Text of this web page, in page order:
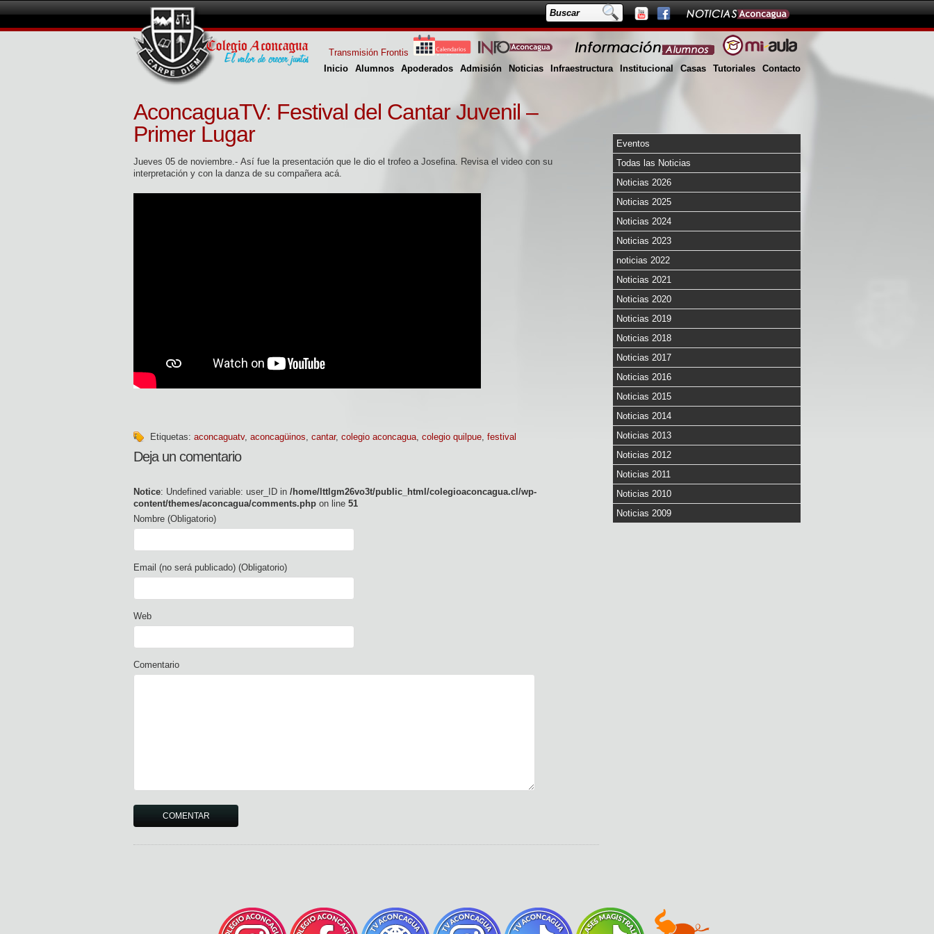
Inicio Alumnos Apoderados Admisión Noticias Infraestructura Institucional Casas Tutoriales Contacto
Transmisión Frontis
AconcaguaTV: Festival del Cantar Juvenil –
Primer Lugar
Jueves 05 de noviembre.- Así fue la presentación que le dio el trofeo a Josefina. Revisa el video con su
interpretación y con la danza de su compañera acá.
Etiquetas: aconcaguatv, aconcagüinos, cantar, colegio aconcagua, colegio quilpue, festival
Deja un comentario
Notice: Undefined variable: user_ID in /home/lttlgm26vo3t/public_html/colegioaconcagua.cl/wp-
content/themes/aconcagua/comments.php on line 51
Nombre (Obligatorio)
Email (no será publicado) (Obligatorio)
Web
Comentario
Eventos
Todas las Noticias
Noticias 2026
Noticias 2025
Noticias 2024
Noticias 2023
noticias 2022
Noticias 2021
Noticias 2020
Noticias 2019
Noticias 2018
Noticias 2017
Noticias 2016
Noticias 2015
Noticias 2014
Noticias 2013
Noticias 2012
Noticias 2011
Noticias 2010
Noticias 2009